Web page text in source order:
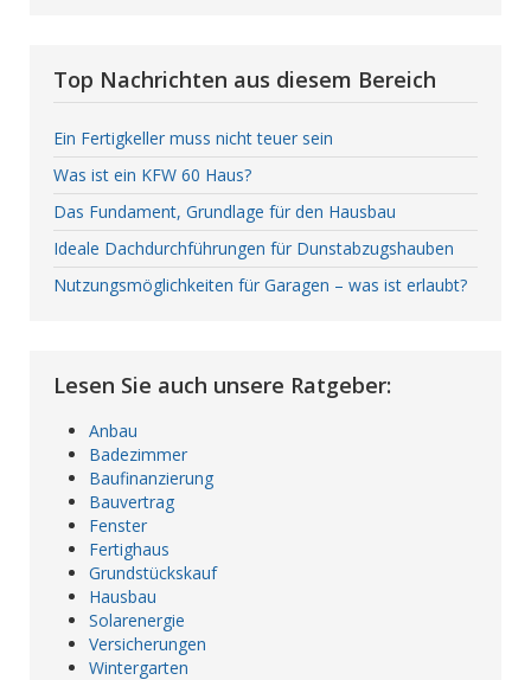
Top Nachrichten aus diesem Bereich
Ein Fertigkeller muss nicht teuer sein
Was ist ein KFW 60 Haus?
Das Fundament, Grundlage für den Hausbau
Ideale Dachdurchführungen für Dunstabzugshauben
Nutzungsmöglichkeiten für Garagen – was ist erlaubt?
Lesen Sie auch unsere Ratgeber:
Anbau
Badezimmer
Baufinanzierung
Bauvertrag
Fenster
Fertighaus
Grundstückskauf
Hausbau
Solarenergie
Versicherungen
Wintergarten